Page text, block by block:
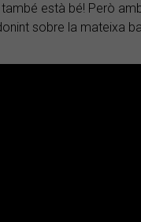
també està bé! Però
sobre la mateixa